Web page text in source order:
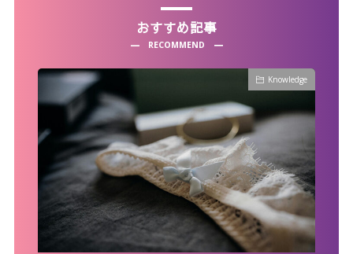
おすすめ記事
RECOMMEND
Knowledge